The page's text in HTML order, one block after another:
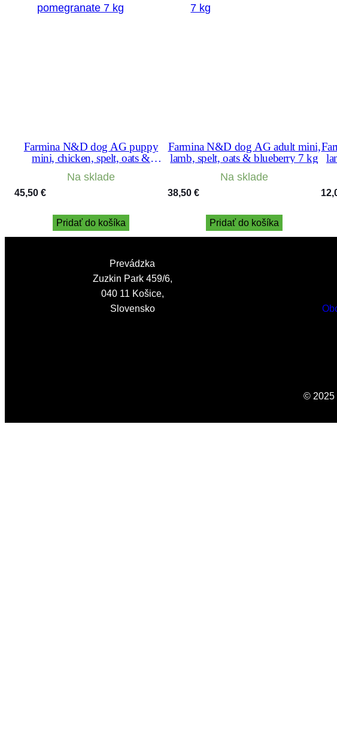
Farmina N&D dog AG puppy
mini, chicken, spelt, oats &
Na sklade
45,50 €
Pridať do košíka
Farmina N&D dog AG adult mini,
lamb, spelt, oats & blueberry 7 kg
Na sklade
38,50 €
Pridať do košíka
Prevádzka
Zuzkin Park 459/6,
040 11 Košice,
Slovensko
© 2025